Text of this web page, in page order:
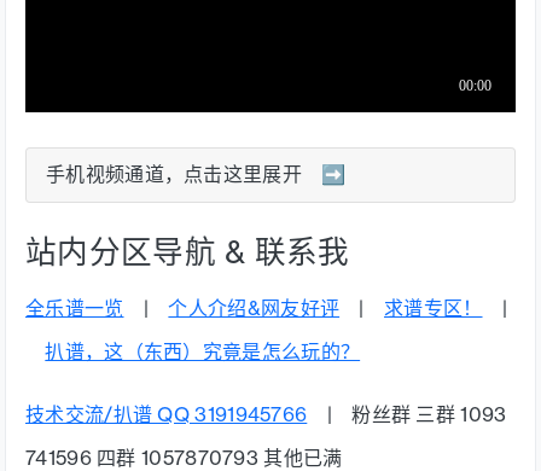
手机视频通道，点击这里展开 ➡️
站内分区导航 & 联系我
全乐谱一览 |个人介绍&网友好评 求谱专区！
扒谱，这（东西）究竟是怎么玩的？
技术交流/扒谱 QQ 3191945766 | 粉丝群 三群 1093
741596 四群 1057870793 其他已满